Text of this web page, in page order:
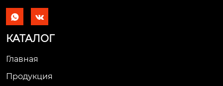
 
КАТАЛОГ
Главная
Продукция